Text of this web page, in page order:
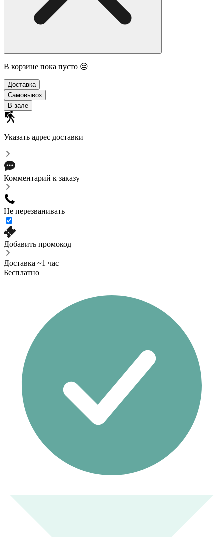
В корзине пока пусто 😑
Доставка
Самовывоз
В зале
Указать адрес доставки
Комментарий к заказу
Не перезванивать
Добавить промокод
Доставка ~1 час
Бесплатно